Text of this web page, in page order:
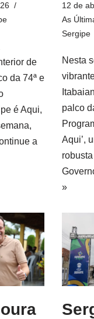
de
da 74ª e
é Aqui,
a
12 de
As
Sergipe
Nesta
palco
Aqui’,
»